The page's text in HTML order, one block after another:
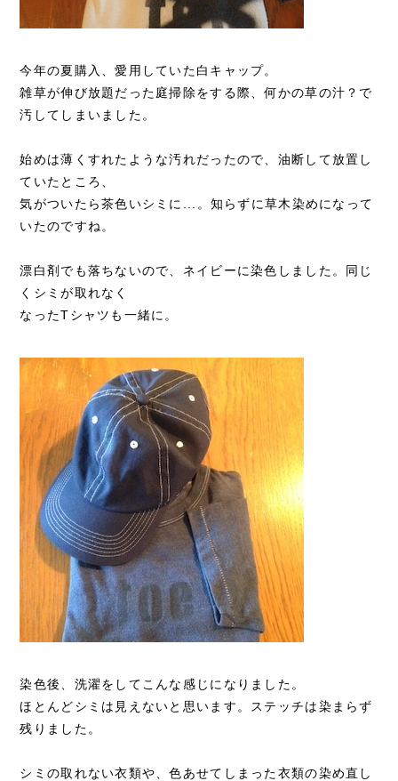
今年の夏購入、愛用していた白キャップ。
雑草が伸び放題だった庭掃除をする際、何かの草の汁？で
汚してしまいました。
始めは薄くすれたような汚れだったので、油断して放置し
ていたところ、
気がついたら茶色いシミに...。知らずに草木染めになって
いたのですね。
漂白剤でも落ちないので、ネイビーに染色しました。同じ
くシミが取れなく
なったTシャツも一緒に。
染色後、洗濯をしてこんな感じになりました。
ほとんどシミは見えないと思います。ステッチは染まらず
残りました。
シミの取れない衣類や、色あせてしまった衣類の染め直し